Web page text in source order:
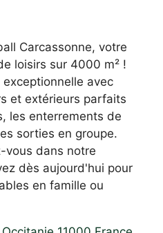
Carcassonne, votre
loisirs sur 4000 m² !
avec
et extérieurs parfaits
les enterrements de
sorties en groupe.
vous dans notre
dès aujourd'hui pour
en famille ou